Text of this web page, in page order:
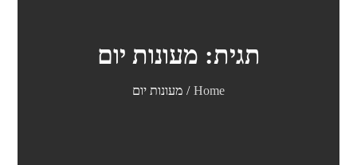
תגית: מעונות יום
Home מעונות יום